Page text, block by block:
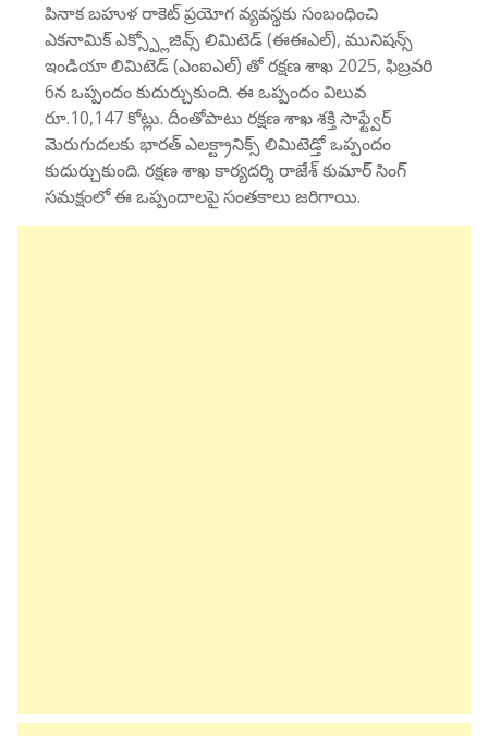
పినాక బహుళ రాకెట్ ప్రయోగ వ్యవస్థకు సంబంధించి
ఎకనామిక్ ఎక్స్ప్లోజివ్స్ లిమిటెడ్ (ఈఈఎల్), మునిషన్స్
ఇండియా లిమిటెడ్ (ఎంఐఎల్) తో రక్షణ శాఖ 2025, ఫిబ్రవరి
6న ఒప్పందం కుదుర్చుకుంది. ఈ ఒప్పందం విలువ
రూ.10,147 కోట్లు. దీంతోపాటు రక్షణ శాఖ శక్తి సాఫ్ట్వేర్
మెరుగుదలకు భారత్ ఎలక్ట్రానిక్స్ లిమిటెడ్తో ఒప్పందం
కుదుర్చుకుంది. రక్షణ శాఖ కార్యదర్శి రాజేశ్ కుమార్ సింగ్
సమక్షంలో ఈ ఒప్పందాలపై సంతకాలు జరిగాయి.